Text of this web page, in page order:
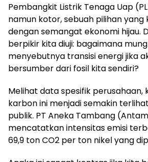
Pembangkit Listrik Tenaga Uap
namun kotor, sebuah pilihan
dengan semangat ekonomi hijau.
berpikir kita diuji: bagaimana
menyebutnya transisi energi jika
bersumber dari fosil kita sendiri?
Melihat data spesifik perusahaan,
karbon ini menjadi semakin
publik. PT Aneka Tambang
mencatatkan intensitas emisi
69,9 ton CO2 per ton nikel yang